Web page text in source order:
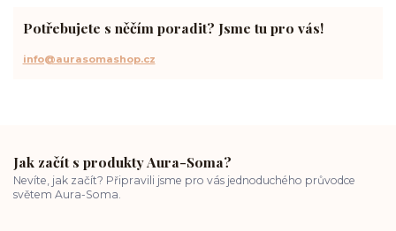
Potřebujete s něčím poradit? Jsme tu pro vás!
info@aurasomashop.cz
Jak začít s produkty Aura-Soma?
Nevíte, jak začít? Připravili jsme pro vás jednoduchého průvodce
světem Aura-Soma.